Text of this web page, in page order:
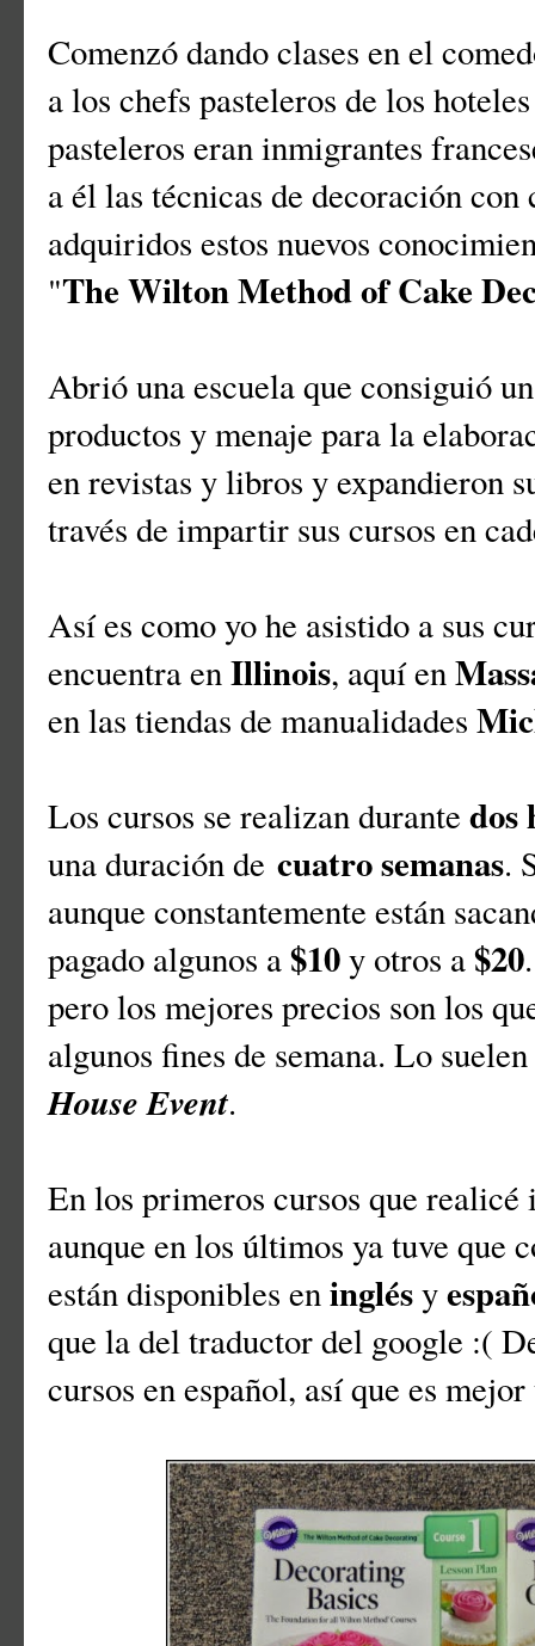
Comenzó dando clases en el
a los chefs pasteleros de los
pasteleros eran inmigrantes
a él las técnicas de decoración
adquiridos estos nuevos
"The Wilton Method of Cake
Abrió una escuela que consiguió
productos y menaje para la
en revistas y libros y expandieron
través de impartir sus cursos en
Así es como yo he asistido a sus
encuentra enIllinois, aquí en
en las tiendas de manualidades
Los cursos se realizan durante dos
una duración de cuatro semanas.
aunque constantemente están
pagado algunos a$10y otros a$20
pero los mejores precios son los
algunos fines de semana. Lo
House Event.
En los primeros cursos que
aunque en los últimos ya tuve que
están disponibles eninglésy
que la del traductor del google :(
cursos en español, así que es